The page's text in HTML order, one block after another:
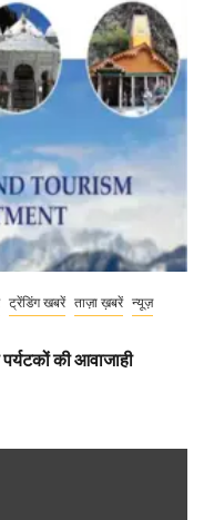
ट्रेंडिंग खबरें ताज़ा ख़बरें न्यूज़
की आवाजाही